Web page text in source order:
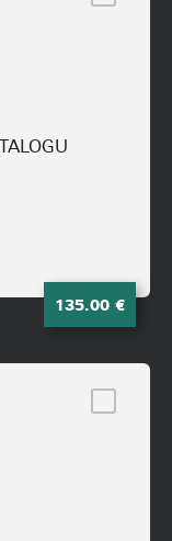
135.00 €